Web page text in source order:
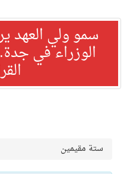
سمو ولي
الوزراء في
ستة مقيمين